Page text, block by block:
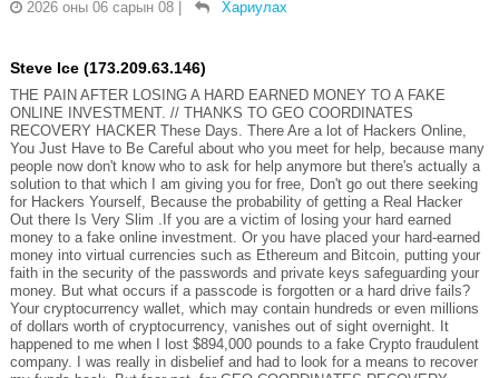
2026 оны 06 сарын 08
Хариулах
Steve Ice (173.209.63.146)
THE PAIN AFTER LOSING A HARD EARNED MONEY TO A FAKE
ONLINE INVESTMENT. // THANKS TO GEO COORDINATES
RECOVERY HACKER These Days. There Are a lot of Hackers Online,
You Just Have to Be Careful about who you meet for help, because many
people now don't know who to ask for help anymore but there's actually a
solution to that which I am giving you for free, Don't go out there seeking
for Hackers Yourself, Because the probability of getting a Real Hacker
Out there Is Very Slim .If you are a victim of losing your hard earned
money to a fake online investment. Or you have placed your hard-earned
money into virtual currencies such as Ethereum and Bitcoin, putting your
faith in the security of the passwords and private keys safeguarding your
money. But what occurs if a passcode is forgotten or a hard drive fails?
Your cryptocurrency wallet, which may contain hundreds or even millions
of dollars worth of cryptocurrency, vanishes out of sight overnight. It
happened to me when I lost $894,000 pounds to a fake Crypto fraudulent
company. I was really in disbelief and had to look for a means to recover